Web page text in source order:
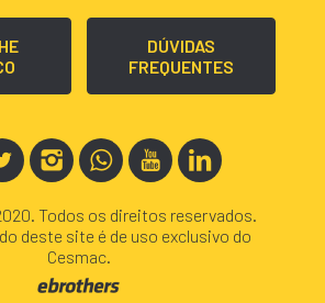
DÚVIDAS
FREQUENTES
Todos os direitos reservados.
deste site é de uso exclusivo do
Cesmac.